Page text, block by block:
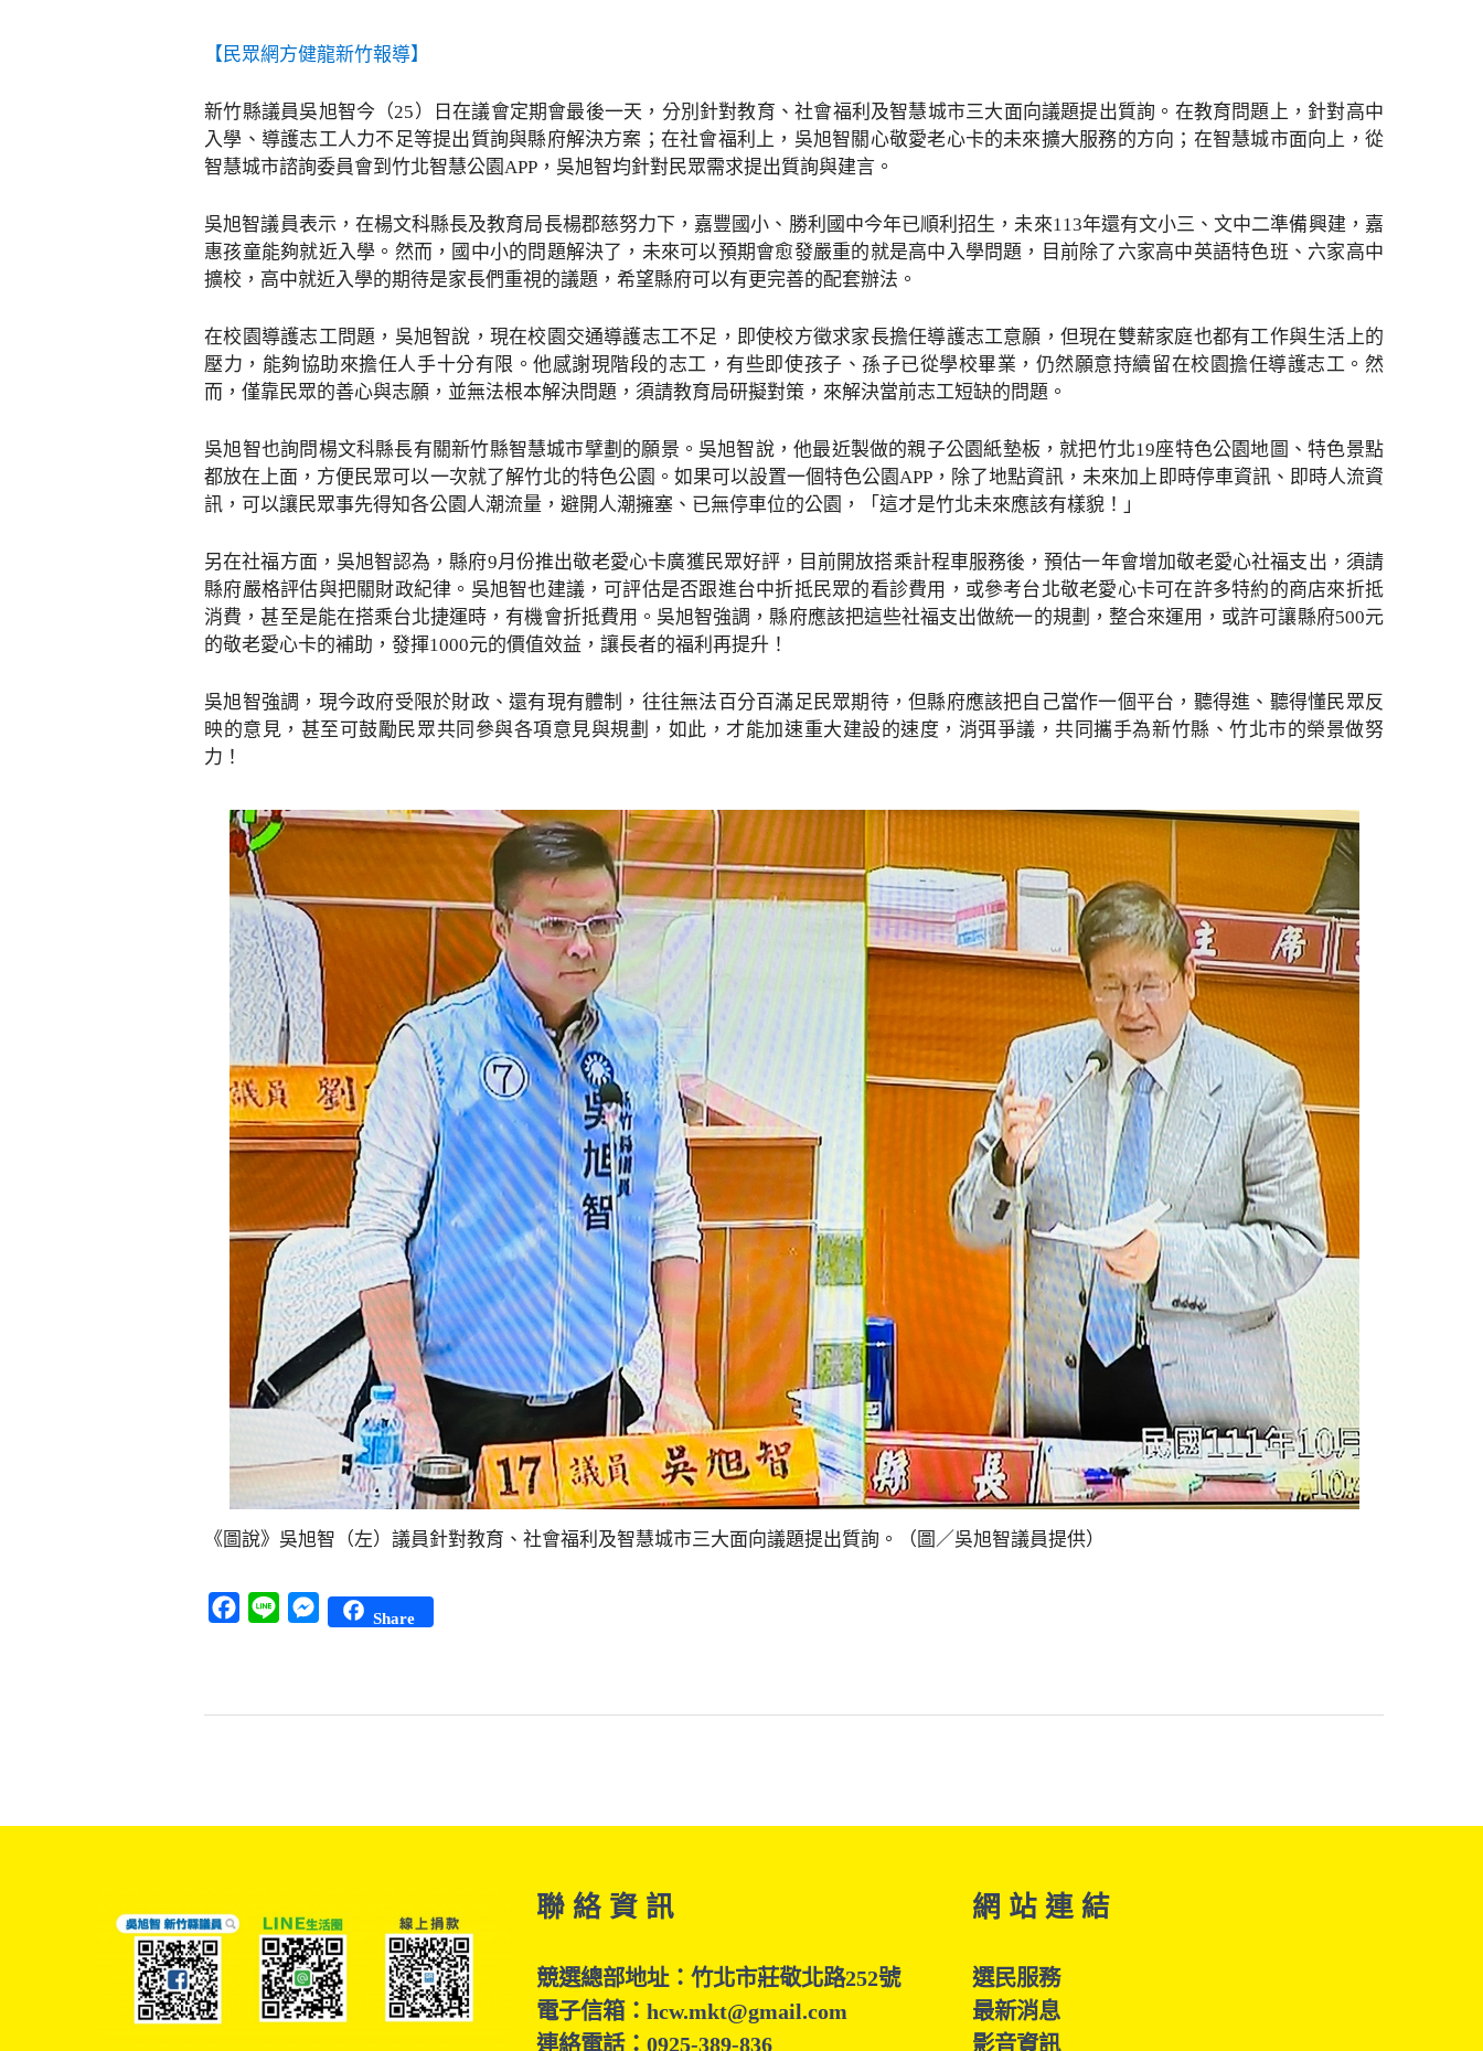
【民眾網方健龍新竹報導】
新竹縣議員吳旭智今（25）日在議會定期會最後一天，分別針對教育、社會福利及智慧城市三大面向議題提出質詢。在教育問題上，針對高中
入學、導護志工人力不足等提出質詢與縣府解決方案；在社會福利上，吳旭智關心敬愛老心卡的未來擴大服務的方向；在智慧城市面向上，從
智慧城市諮詢委員會到竹北智慧公園APP，吳旭智均針對民眾需求提出質詢與建言。
吳旭智議員表示，在楊文科縣長及教育局長楊郡慈努力下，嘉豐國小、勝利國中今年已順利招生，未來113年還有文小三、文中二準備興建，嘉
惠孩童能夠就近入學。然而，國中小的問題解決了，未來可以預期會愈發嚴重的就是高中入學問題，目前除了六家高中英語特色班、六家高中
擴校，高中就近入學的期待是家長們重視的議題，希望縣府可以有更完善的配套辦法。
在校園導護志工問題，吳旭智說，現在校園交通導護志工不足，即使校方徵求家長擔任導護志工意願，但現在雙薪家庭也都有工作與生活上的
壓力，能夠協助來擔任人手十分有限。他感謝現階段的志工，有些即使孩子、孫子已從學校畢業，仍然願意持續留在校園擔任導護志工。然
而，僅靠民眾的善心與志願，並無法根本解決問題，須請教育局研擬對策，來解決當前志工短缺的問題。
吳旭智也詢問楊文科縣長有關新竹縣智慧城市擘劃的願景。吳旭智說，他最近製做的親子公園紙墊板，就把竹北19座特色公園地圖、特色景點
都放在上面，方便民眾可以一次就了解竹北的特色公園。如果可以設置一個特色公園APP，除了地點資訊，未來加上即時停車資訊、即時人流資
訊，可以讓民眾事先得知各公園人潮流量，避開人潮擁塞、已無停車位的公園，「這才是竹北未來應該有樣貌！」
另在社福方面，吳旭智認為，縣府9月份推出敬老愛心卡廣獲民眾好評，目前開放搭乘計程車服務後，預估一年會增加敬老愛心社福支出，須請
縣府嚴格評估與把關財政紀律。吳旭智也建議，可評估是否跟進台中折抵民眾的看診費用，或參考台北敬老愛心卡可在許多特約的商店來折抵
消費，甚至是能在搭乘台北捷運時，有機會折抵費用。吳旭智強調，縣府應該把這些社福支出做統一的規劃，整合來運用，或許可讓縣府500元
的敬老愛心卡的補助，發揮1000元的價值效益，讓長者的福利再提升！
吳旭智強調，現今政府受限於財政、還有現有體制，往往無法百分百滿足民眾期待，但縣府應該把自己當作一個平台，聽得進、聽得懂民眾反
映的意見，甚至可鼓勵民眾共同參與各項意見與規劃，如此，才能加速重大建設的速度，消弭爭議，共同攜手為新竹縣、竹北市的榮景做努
力！
《圖說》吳旭智（左）議員針對教育、社會福利及智慧城市三大面向議題提出質詢。（圖／吳旭智議員提供）
Facebook
Line Messenger
Share
聯 絡 資 訊
競選總部地址：竹北市莊敬北路252號
電子信箱：hcw.mkt@gmail.com
連絡電話：0925-389-836
網 站 連 結
選民服務
最新消息
影音資訊